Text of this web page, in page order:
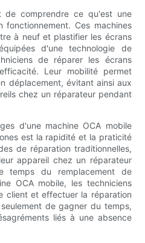
de comprendre ce qu'est une
fonctionnement. Ces machines
à neuf et plastifier les écrans
d'une technologie de
de réparer les écrans
Leur mobilité permet
déplacement, évitant ainsi aux
chez un réparateur pendant
d'une machine OCA mobile
est la rapidité et la praticité
de réparation traditionnelles,
appareil chez un réparateur
temps du remplacement de
OCA mobile, les techniciens
client et effectuer la réparation
de gagner du temps,
liés à une absence